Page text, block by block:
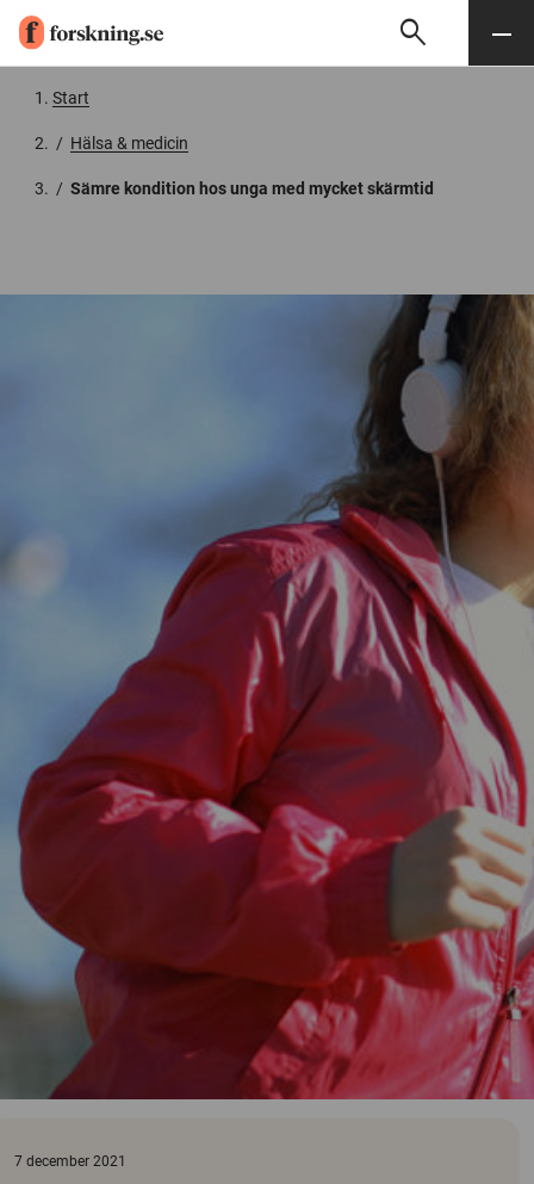
Söksearch Meny
Start
/ Hälsa & medicin
/ Sämre kondition hos unga med mycket skärmtid
7 december 2021